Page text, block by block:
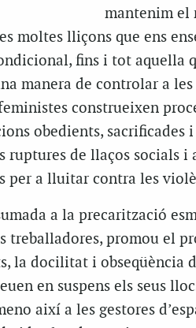
mantenim el
moltes lliçons que ens
fins i tot aquella
manera de controlar a
construeixen
obedients, sacrificades
ruptures de llaços socials i
per a lluitar contra les
a la precarització
treballadores, promou el
la docilitat i obseqüència
en suspens els seus
així a les gestores